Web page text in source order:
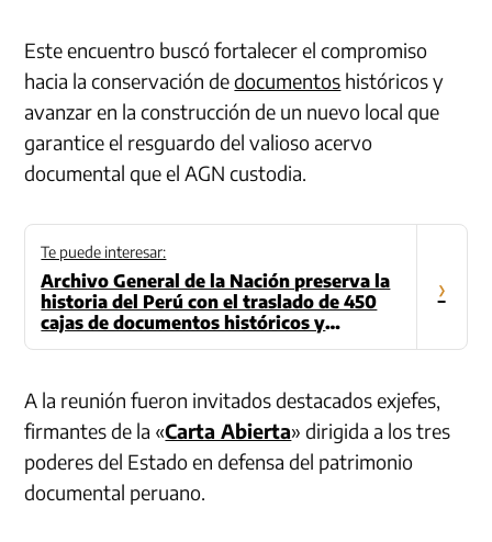
Este encuentro buscó fortalecer el compromiso
hacia la conservación dedocumentos históricos y
avanzar en la construcción de un nuevo local que
garantice el resguardo del valioso acervo
documental que el AGN custodia.
Te puede interesar:
Archivo General de la Nación preserva la
historia del Perú con el traslado de 450
cajas de documentos históricos y
notariales
›
A la reunión fueron invitados destacados exjefes,
firmantes de la «Carta Abierta» dirigida a los tres
poderes del Estado en defensa del patrimonio
documental peruano.